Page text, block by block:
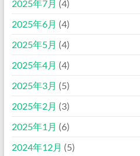
2025年7月 (4)
2025年6月 (4)
2025年5月 (4)
2025年4月 (4)
2025年3月 (5)
2025年2月 (3)
2025年1月 (6)
2024年12月 (5)